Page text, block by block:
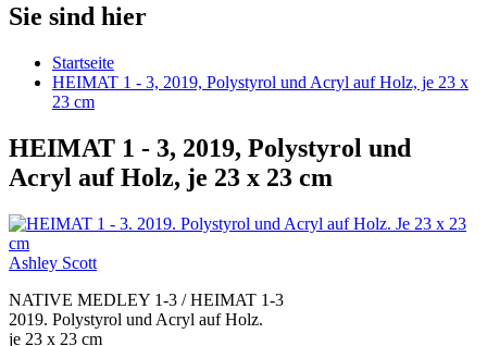
Sie sind hier
Startseite
HEIMAT 1 - 3, 2019, Polystyrol und Acryl auf Holz, je 23 x
23 cm
HEIMAT 1 - 3, 2019, Polystyrol und
Acryl auf Holz, je 23 x 23 cm
Ashley Scott
NATIVE MEDLEY 1-3 / HEIMAT 1-3
2019. Polystyrol und Acryl auf Holz.
je 23 x 23 cm